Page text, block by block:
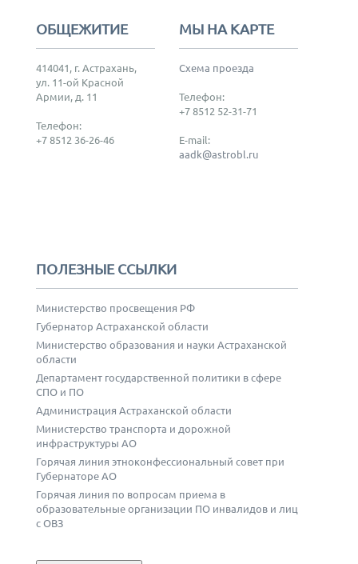
ОБЩЕЖИТИЕ
414041, г. Астрахань,
ул. 11-ой Красной
Армии, д. 11
Телефон:
+7 8512 36-26-46
МЫ НА КАРТЕ
Схема проезда
Телефон:
+7 8512 52-31-71
E-mail:
aadk@astrobl.ru
ПОЛЕЗНЫЕ ССЫЛКИ
Министерство просвещения РФ
Губернатор Астраханской области
Министерство образования и науки Астраханской
области
Департамент государственной политики в сфере
СПО и ПО
Администрация Астраханской области
Министерство транспорта и дорожной
инфраструктуры АО
Горячая линия этноконфессиональный совет при
Губернаторе АО
Горячая линия по вопросам приема в
образовательные организации ПО инвалидов и лиц
с ОВЗ